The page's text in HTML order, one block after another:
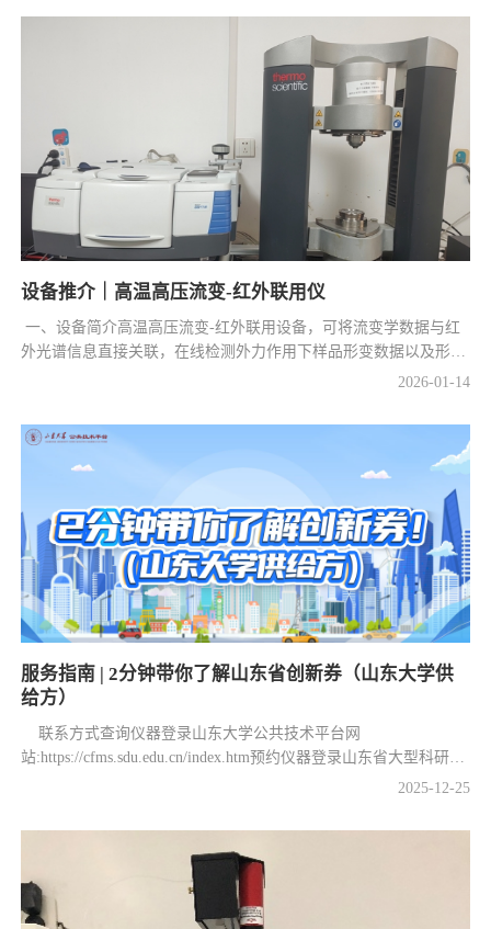
设备推介｜高温高压流变-红外联用仪
一、设备简介高温高压流变-红外联用设备，可将流变学数据与红
外光谱信息直接关联，在线检测外力作用下样品形变数据以及形变
过程中分子结构、构象、取向的化学结构信息。借助在线流变红外14
2026-01
服务指南 | 2分钟带你了解山东省创新券（山东大学供
给方）
联系方式查询仪器登录山东大学公共技术平台网
站:https://cfms.sdu.edu.cn/index.htm预约仪器登录山东省大型科研仪
器开放共享服务网：https://dygx.kjt.shandong.gov.cn:8086/?
25
2025-12